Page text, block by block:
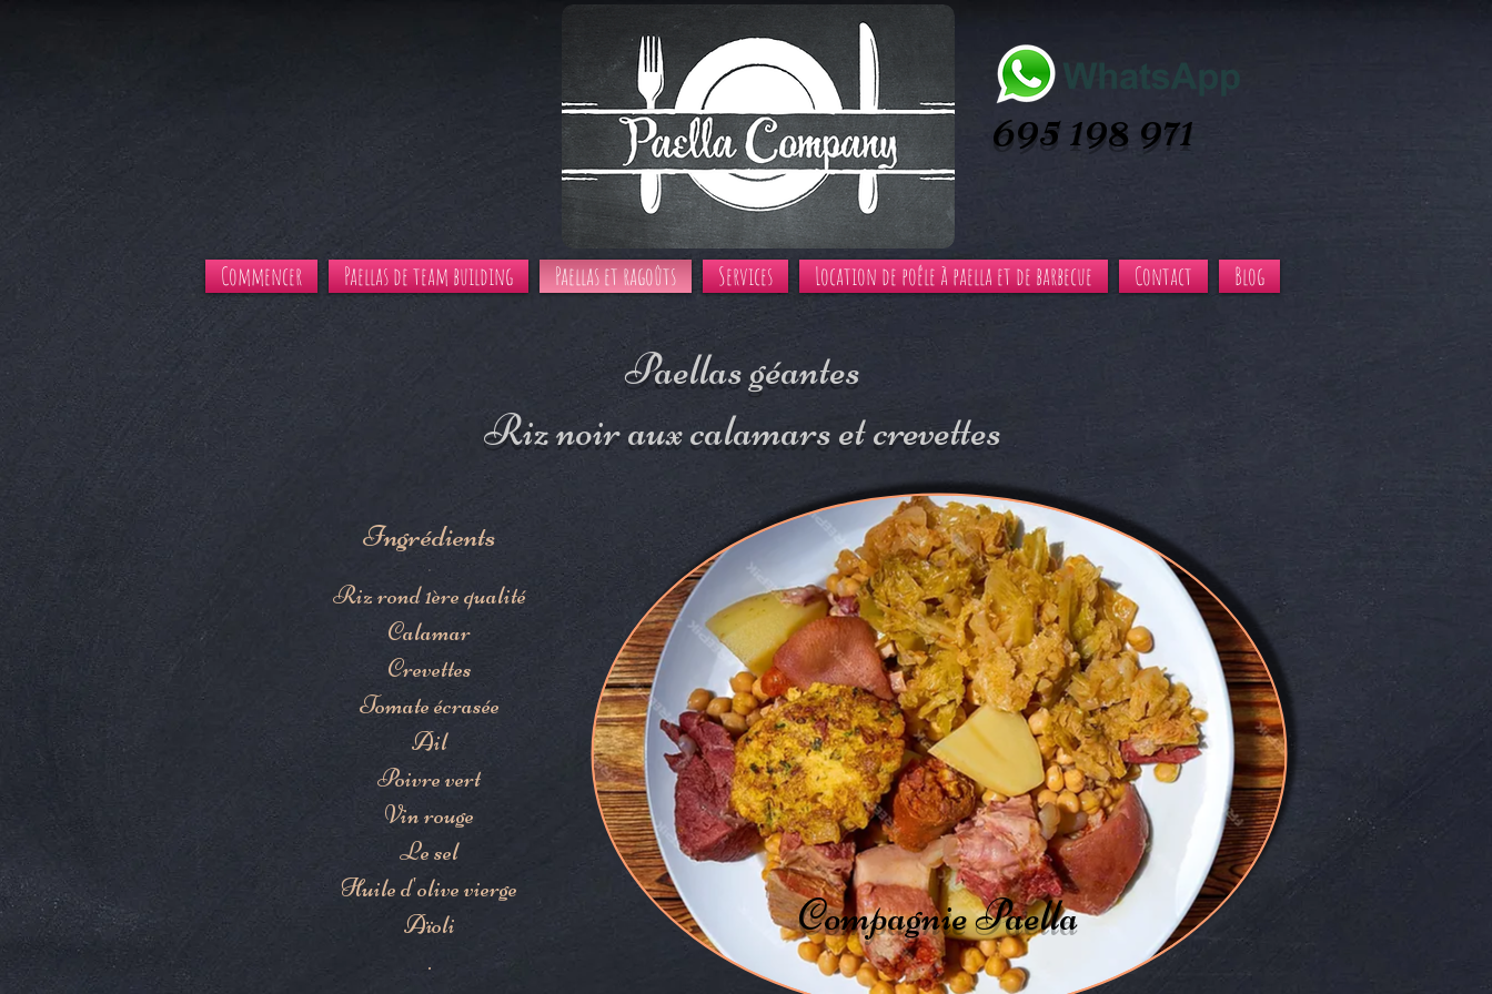
695 198 971
Commencer Paellas de team building Paellas et ragoûts Services Location de poêle à paella et de barbecue Contact Blog
Paellas géantes
Riz noir aux calamars et crevettes
Ingrédients
.
Riz rond 1ère qualité
Calamar
Crevettes
Tomate écrasée
Ail
Poivre vert
Vin rouge
Le sel
Huile d'olive vierge
Aïoli
.
Compagnie Paella